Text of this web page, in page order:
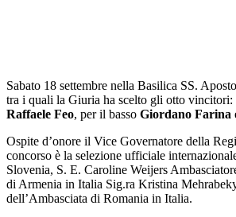
Sabato 18 settembre nella Basilica SS.
tra i quali la Giuria ha scelto gli otto vincitori:
Raffaele Feo, per il basso Giordano Farina
Ospite d’onore il Vice Governatore della
concorso è la selezione ufficiale
Slovenia, S. E. Caroline Weijers
di Armenia in Italia Sig.ra Kristina
dell’Ambasciata di Romania in Italia.